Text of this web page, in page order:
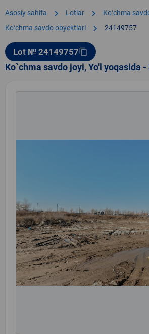
Asosiy sahifa chevron_right Lotlar chevron_right Koʻchma
Koʻchma savdo obyektlari chevron_right 24149757
Lot № 24149757content_copy
Ko`chma savdo joyi, Yo'l yoqasida -